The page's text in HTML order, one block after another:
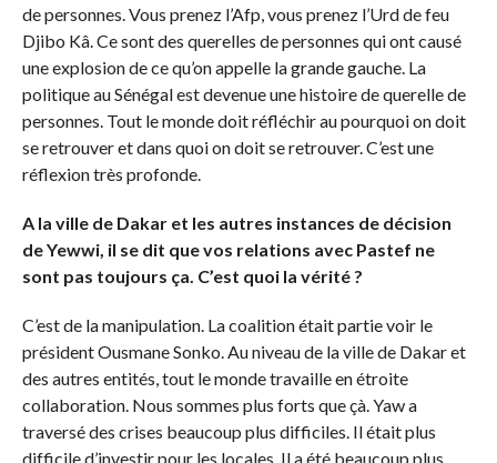
de personnes. Vous prenez l’Afp, vous prenez l’Urd de feu
Djibo Kâ. Ce sont des querelles de personnes qui ont causé
une explosion de ce qu’on appelle la grande gauche. La
politique au Sénégal est devenue une histoire de querelle de
personnes. Tout le monde doit réfléchir au pourquoi on doit
se retrouver et dans quoi on doit se retrouver. C’est une
réflexion très profonde.
A la ville de Dakar et les autres instances de décision
de Yewwi, il se dit que vos relations avec Pastef ne
sont pas toujours ça. C’est quoi la vérité ?
C’est de la manipulation. La coalition était partie voir le
président Ousmane Sonko. Au niveau de la ville de Dakar et
des autres entités, tout le monde travaille en étroite
collaboration. Nous sommes plus forts que çà. Yaw a
traversé des crises beaucoup plus difficiles. Il était plus
difficile d’investir pour les locales. Il a été beaucoup plus